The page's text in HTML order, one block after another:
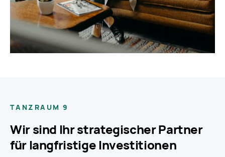
TANZRAUM 9
Wir sind Ihr strategischer Partner
für langfristige Investitionen